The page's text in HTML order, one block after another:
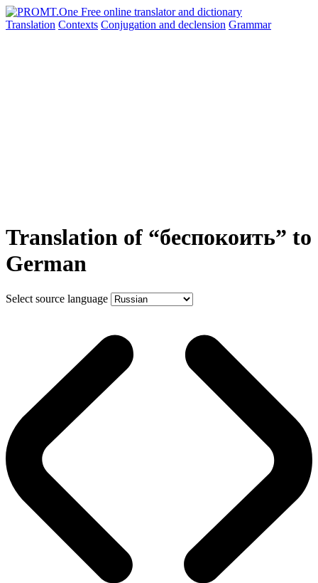
Translation Contexts Conjugation and declension Grammar
Translation of “беспокоить” to
German
Select source language